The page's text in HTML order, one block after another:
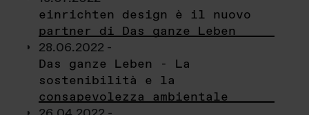
einrichten design è il nuovo
partner di Das ganze Leben
28.06.2022 -
Das ganze Leben - La
sostenibilità e la
consapevolezza ambientale